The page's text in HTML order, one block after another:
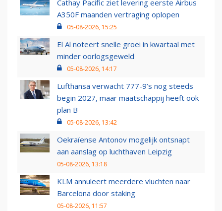
Cathay Pacific ziet levering eerste Airbus
A350F maanden vertraging oplopen
05-08-2026, 15:25
El Al noteert snelle groei in kwartaal met
minder oorlogsgeweld
05-08-2026, 14:17
Lufthansa verwacht 777-9’s nog steeds
begin 2027, maar maatschappij heeft ook
plan B
05-08-2026, 13:42
Oekraïense Antonov mogelijk ontsnapt
aan aanslag op luchthaven Leipzig
05-08-2026, 13:18
KLM annuleert meerdere vluchten naar
Barcelona door staking
05-08-2026, 11:57